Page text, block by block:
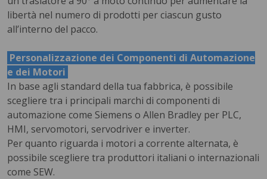
libertà nel numero di prodotti per ciascun gusto
all’interno del pacco.
Personalizzazione dei Componenti di Automazione
e dei Motori
In base agli standard della tua fabbrica, è possibile
scegliere tra i principali marchi di componenti di
automazione come Siemens o Allen Bradley per PLC,
HMI, servomotori, servodriver e inverter.
Per quanto riguarda i motori a corrente alternata, è
possibile scegliere tra produttori italiani o internazionali
come SEW.